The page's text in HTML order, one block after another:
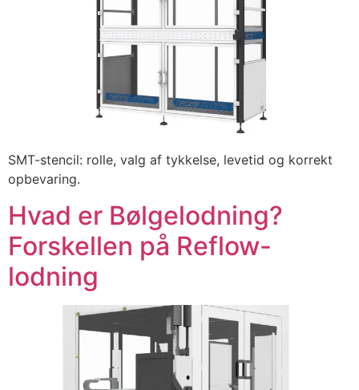
SMT-stencil: rolle, valg af tykkelse, levetid og korrekt
opbevaring.
Hvad er Bølgelodning?
Forskellen på Reflow-
lodning